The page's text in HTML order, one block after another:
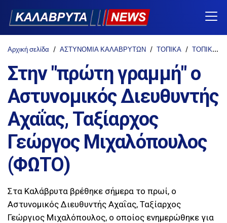
Αρχική σελίδα ΑΣΤΥΝΟΜΙΑ ΚΑΛΑΒΡΥΤΩΝ ΤΟΠΙΚΑ ΤΟΠΙΚΑ ΝΕΑ
Στην "πρώτη γραμμή" ο
Αστυνομικός Διευθυντής
Αχαΐας, Ταξίαρχος
Γεώργος Μιχαλόπουλος
(ΦΩΤΟ)
Στα Καλάβρυτα βρέθηκε σήμερα το πρωί, ο
Αστυνομικός Διευθυντής Αχαΐας, Ταξίαρχος
Γεώργιος Μιχαλόπουλος, ο οποίος ενημερώθηκε για